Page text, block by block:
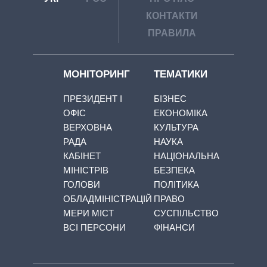
КОНТАКТИ
ПРАВИЛА
МОНІТОРИНГ
ПРЕЗИДЕНТ І
ОФІС
ВЕРХОВНА
РАДА
КАБІНЕТ
МІНІСТРІВ
ГОЛОВИ
ОБЛАДМІНІСТРАЦІЙ
МЕРИ МІСТ
ВСІ ПЕРСОНИ
ТЕМАТИКИ
БІЗНЕС
ЕКОНОМІКА
КУЛЬТУРА
НАУКА
НАЦІОНАЛЬНА
БЕЗПЕКА
ПОЛІТИКА
ПРАВО
СУСПІЛЬСТВО
ФІНАНСИ